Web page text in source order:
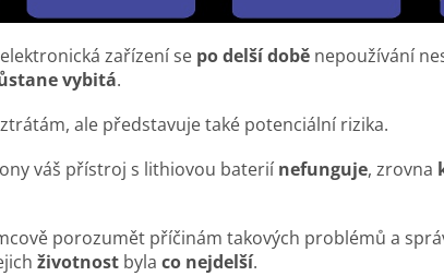
zařízení se po delší době nepoužívání
vybitá.
ale představuje také potenciální rizika.
váš přístroj s lithiovou baterií nefunguje, zrovna
porozumět příčinám takových problémů a
životnost byla co nejdelší.